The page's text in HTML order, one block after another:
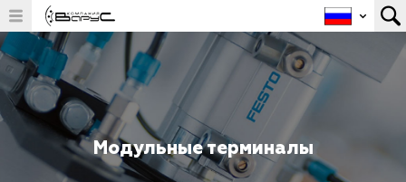
Модульные терминалы